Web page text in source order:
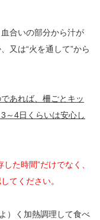
合いの部分から汁が
又は“火を通して”から
あれば、柵ごとキッ
～4日くらいは安心し
た時間”だけでなく、
てください。
）く加熱調理して食べ